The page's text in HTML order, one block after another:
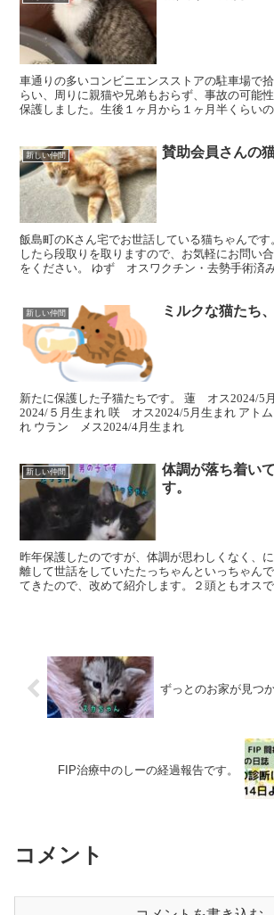
車通りの多いコンビニエンスストアの駐車場で
らい、周りに親猫や兄弟もおらず、事故の可能
保護しました。生後１ヶ月から１ヶ月半くらい
新しい仲間 賛助会員さんの
飯島町のKさん宅でお世話している猫ちゃんです
したら段取りを取りますので、お気軽にお問い
をください。 ゆず オスワクチン・去勢手術済
新しい仲間 ミルクな猫たち
新たに保護した子猫たちです。 蓮 オス2024/5
2024/５月生まれ 咲 オス2024/5月生まれ アト
れ ウラン メス2024/4月生まれ
新しい仲間
体調が落ち着い
す。
昨年保護したのですが、体調が思わしくなく、
離して世話をしていたたっちゃんといっちゃん
てきたので、改めて紹介します。２頭ともオス
ずっとのお家が見つ
FIP治療中のしーの経過報告です。
コメント